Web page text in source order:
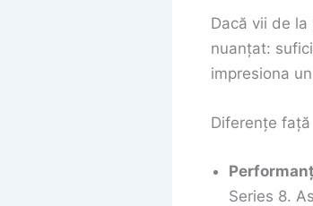
Dacă vii de
nuanțat:
impresiona
Diferențe
Series 8.